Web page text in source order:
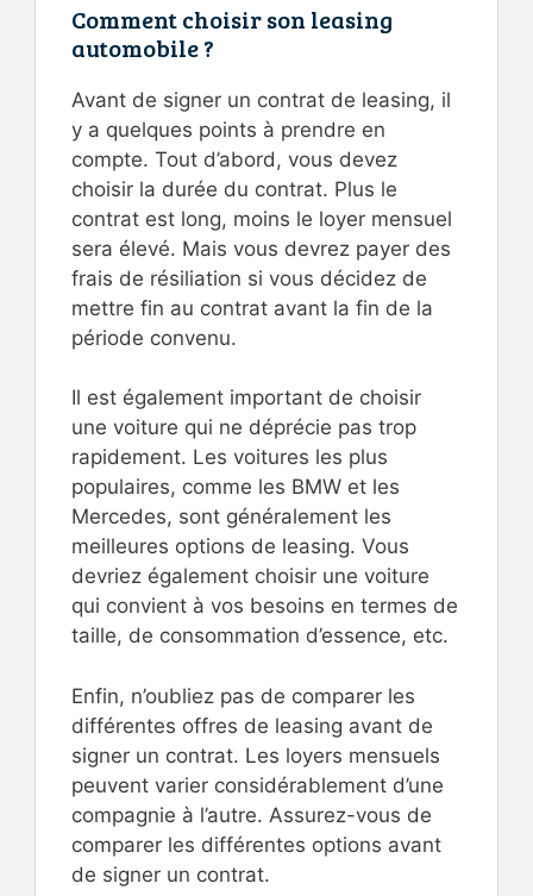
Comment choisir son leasing
automobile ?
Avant de signer un contrat de leasing, il
y a quelques points à prendre en
compte. Tout d’abord, vous devez
choisir la durée du contrat. Plus le
contrat est long, moins le loyer mensuel
sera élevé. Mais vous devrez payer des
frais de résiliation si vous décidez de
mettre fin au contrat avant la fin de la
période convenu.
Il est également important de choisir
une voiture qui ne déprécie pas trop
rapidement. Les voitures les plus
populaires, comme les BMW et les
Mercedes, sont généralement les
meilleures options de leasing. Vous
devriez également choisir une voiture
qui convient à vos besoins en termes de
taille, de consommation d’essence, etc.
Enfin, n’oubliez pas de comparer les
différentes offres de leasing avant de
signer un contrat. Les loyers mensuels
peuvent varier considérablement d’une
compagnie à l’autre. Assurez-vous de
comparer les différentes options avant
de signer un contrat.